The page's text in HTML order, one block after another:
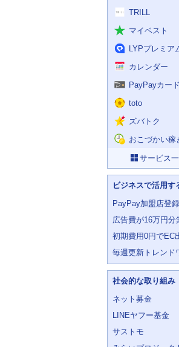
TRILL
マイベスト
LYPプレミア
カレンダー
PayPayカード
toto
ズバトク
おこづかい稼
サービス
ビジネスで活用す
PayPay加盟店登録
広告費が16万円分
初期費用0円でEC
毎週更新トレンド
社会的な取り組み
ネット募金
LINEヤフー基金
サストモ